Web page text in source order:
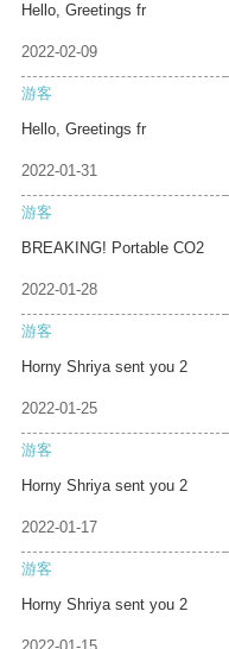
Hello, Greetings fr
2022-02-09
游客
Hello, Greetings fr
2022-01-31
游客
BREAKING! Portable CO2
2022-01-28
游客
Horny Shriya sent you 2
2022-01-25
游客
Horny Shriya sent you 2
2022-01-17
游客
Horny Shriya sent you 2